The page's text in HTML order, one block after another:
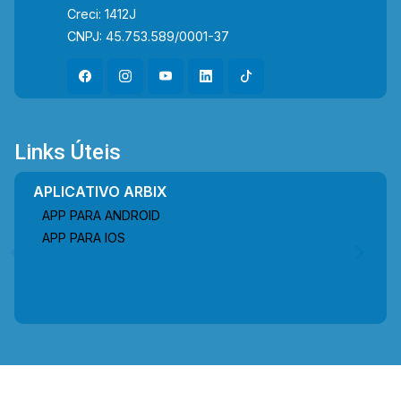
Creci: 1412J
CNPJ: 45.753.589/0001-37
Links Úteis
APLICATIVO ARBIX
APP PARA ANDROID
APP PARA IOS